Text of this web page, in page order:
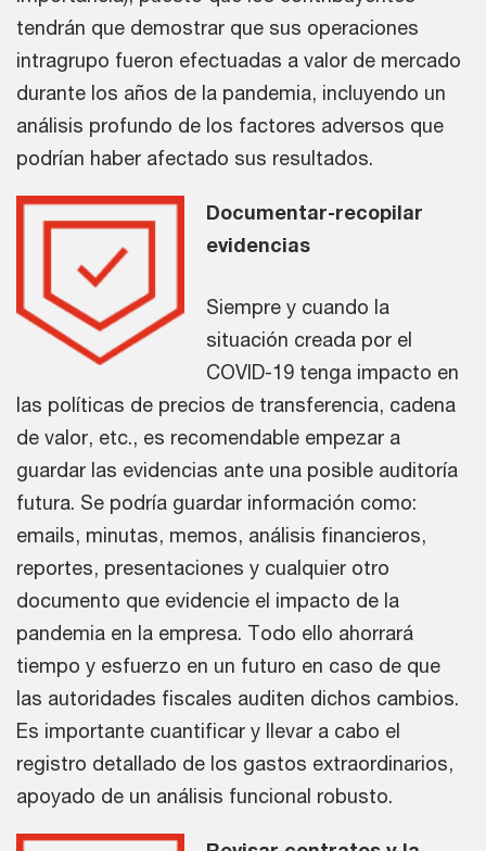
tendrán que demostrar que sus operaciones
intragrupo fueron efectuadas a valor de mercado
durante los años de la pandemia, incluyendo un
análisis profundo de los factores adversos que
podrían haber afectado sus resultados.
Documentar-recopilar
evidencias
Siempre y cuando la
situación creada por el
COVID-19 tenga impacto en
las políticas de precios de transferencia, cadena
de valor, etc., es recomendable empezar a
guardar las evidencias ante una posible auditoría
futura. Se podría guardar información como:
emails, minutas, memos, análisis financieros,
reportes, presentaciones y cualquier otro
documento que evidencie el impacto de la
pandemia en la empresa. Todo ello ahorrará
tiempo y esfuerzo en un futuro en caso de que
las autoridades fiscales auditen dichos cambios.
Es importante cuantificar y llevar a cabo el
registro detallado de los gastos extraordinarios,
apoyado de un análisis funcional robusto.